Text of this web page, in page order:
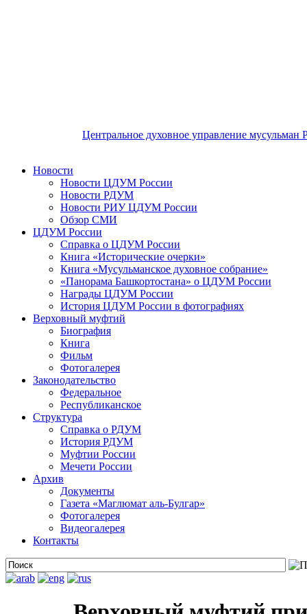
Центральное духовное управление мусульман
Новости
Новости ЦДУМ России
Новости РДУМ
Новости РИУ ЦДУМ России
Обзор СМИ
ЦДУМ России
Справка о ЦДУМ России
Книга «Исторические очерки»
Книга «Мусульманское духовное собрание»
«Панорама Башкортостана» о ЦДУМ России
Награды ЦДУМ России
История ЦДУМ России в фотографиях
Верховный муфтий
Биография
Книга
Фильм
Фотогалерея
Законодательство
Федеральное
Республиканское
Структура
Справка о РДУМ
История РДУМ
Муфтии России
Мечети России
Архив
Документы
Газета «Маглюмат аль-Булгар»
Фотогалерея
Видеогалерея
Контакты